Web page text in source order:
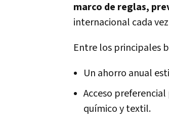
marco de reglas,
internacional cada
Entre los principales
Un ahorro anual
Acceso
químico y textil.